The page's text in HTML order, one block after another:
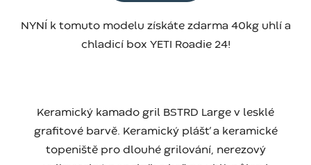
NYNÍ k tomuto modelu získáte zdarma 40kg uhlí a
chladicí box YETI Roadie 24!
Keramický kamado gril BSTRD Large v lesklé
grafitové barvě. Keramický plášť a keramické
topeniště pro dlouhé grilování, nerezový